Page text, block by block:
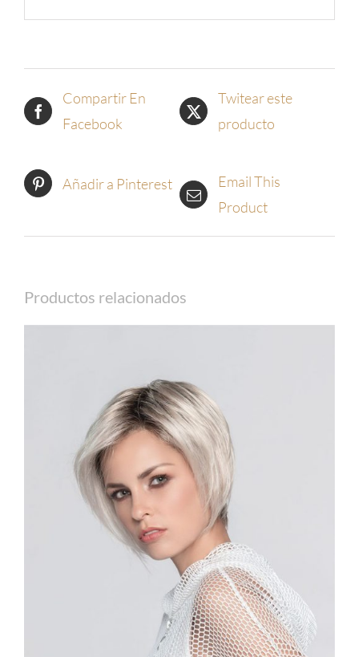
Compartir En
Facebook
Twitear este
producto
Añadir a Pinterest
Email This
Product
Productos relacionados